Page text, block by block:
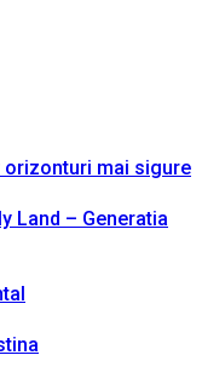
orizonturi mai sigure
Land – Generatia